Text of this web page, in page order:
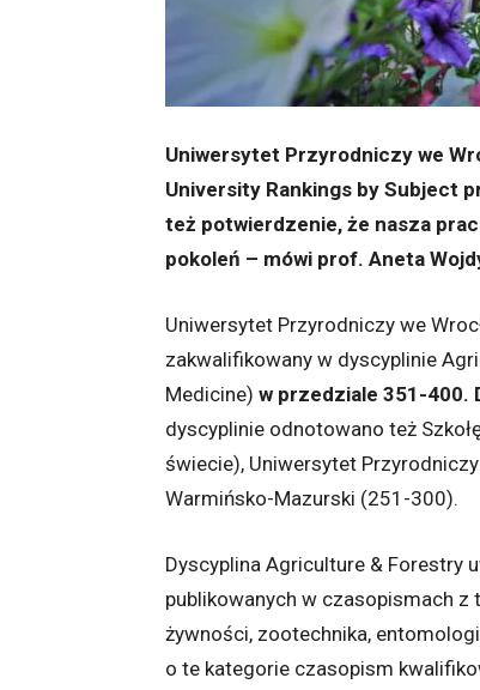
Uniwersytet Przyrodniczy we
University Rankings by Subject
też potwierdzenie, że nasza
pokoleń – mówi prof. Aneta
Uniwersytet Przyrodniczy we
zakwalifikowany w dyscyplinie
Medicine) w przedziale 351-400.
dyscyplinie odnotowano też
świecie), Uniwersytet
Warmińsko-Mazurski (251-300).
Dyscyplina Agriculture & Forestry
publikowanych w czasopismach
żywności, zootechnika,
o te kategorie czasopism